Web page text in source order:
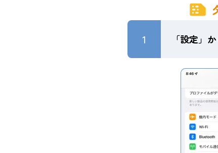
1 「設定」